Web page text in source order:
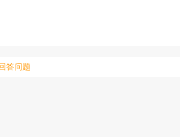
答问题
优酷